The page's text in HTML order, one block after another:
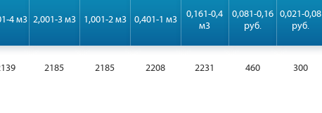
4 м3 2,001-3 м3 1,001-2 м3 0,401-1 м3
0,161-0,4
м3
0,081-0,16
руб.
0,021-0,08
руб.
2185 2185 2208 2231 460 300